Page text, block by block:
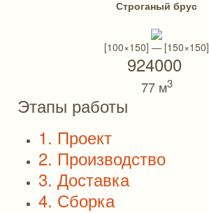
Строганый брус
[100×150] — [150×150]
924000
77 м3
Этапы работы
1. Проект
2. Производство
3. Доставка
4. Сборка